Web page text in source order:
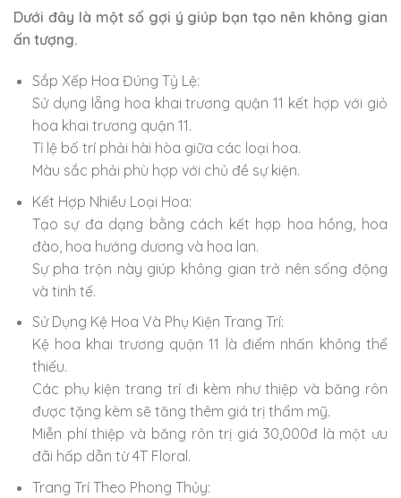
Dưới đây là một số gợi ý giúp bạn tạo nên không gian
ấn tượng.
Sắp Xếp Hoa Đúng Tỷ Lệ:
Sử dụng lẵng hoa khai trương quận 11 kết hợp với giỏ
hoa khai trương quận 11.
Tỉ lệ bố trí phải hài hòa giữa các loại hoa.
Màu sắc phải phù hợp với chủ đề sự kiện.
Kết Hợp Nhiều Loại Hoa:
Tạo sự đa dạng bằng cách kết hợp hoa hồng, hoa
đào, hoa hướng dương và hoa lan.
Sự pha trộn này giúp không gian trở nên sống động
và tinh tế.
Sử Dụng Kệ Hoa Và Phụ Kiện Trang Trí:
Kệ hoa khai trương quận 11 là điểm nhấn không thể
thiếu.
Các phụ kiện trang trí đi kèm như thiệp và băng rôn
được tặng kèm sẽ tăng thêm giá trị thẩm mỹ.
Miễn phí thiệp và băng rôn trị giá 30,000đ là một ưu
đãi hấp dẫn từ 4T Floral.
Trang Trí Theo Phong Thủy: